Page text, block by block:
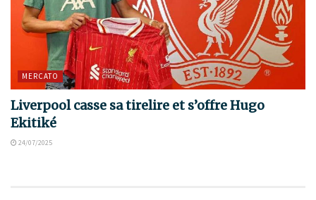
MERCATO
Liverpool casse sa tirelire et s’offre Hugo
Ekitiké
24/07/2025